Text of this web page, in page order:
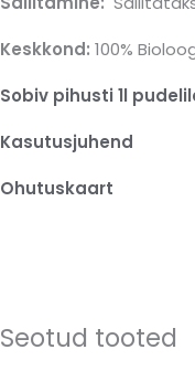
Keskkond: 100%
Sobiv pihusti 1l
Kasutusjuhend
Ohutuskaart
Seotud tooted